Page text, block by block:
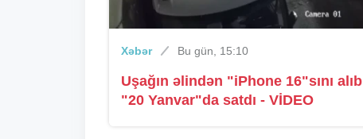
Xəbər Bu gün, 15:10
Uşağın əlindən "iPhone 16"sını alıb
"20 Yanvar"da satdı - VİDEO